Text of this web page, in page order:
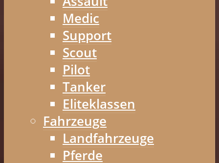
Medic
Support
Scout
Pilot
Tanker
Eliteklassen
Fahrzeuge
Landfahrzeuge
Pferde